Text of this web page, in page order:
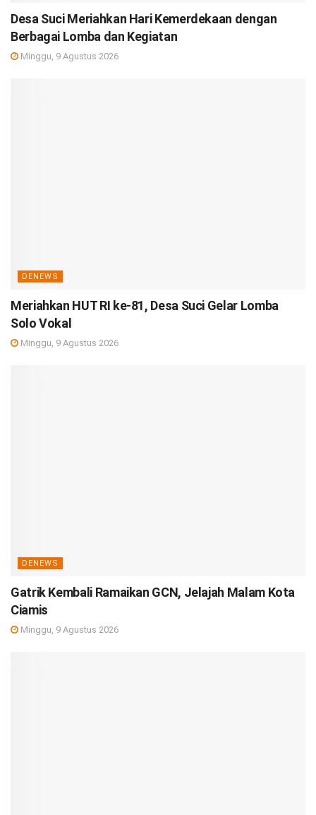
Desa Suci Meriahkan Hari Kemerdekaan dengan
Berbagai Lomba dan Kegiatan
Minggu, 9 Agustus 2026
DENEWS
Meriahkan HUT RI ke-81, Desa Suci Gelar Lomba
Solo Vokal
Minggu, 9 Agustus 2026
DENEWS
Gatrik Kembali Ramaikan GCN, Jelajah Malam Kota
Ciamis
Minggu, 9 Agustus 2026